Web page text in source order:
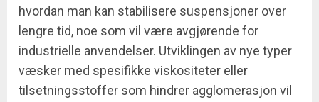
hvordan man kan stabilisere suspensjoner over
lengre tid, noe som vil være avgjørende for
industrielle anvendelser. Utviklingen av nye typer
væsker med spesifikke viskositeter eller
tilsetningsstoffer som hindrer agglomerasjon vil